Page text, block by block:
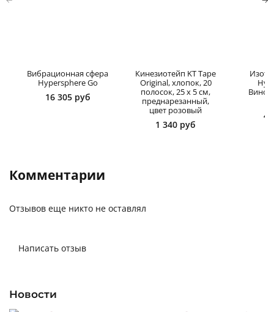
Вибрационная сфера
Hypersphere Go
16 305 руб
Кинезиотейп KT Tape
Original, хлопок, 20
полосок, 25 х 5 см,
преднарезанный,
цвет розовый
1 340 руб
4
Комментарии
Отзывов еще никто не оставлял
Написать отзыв
Новости